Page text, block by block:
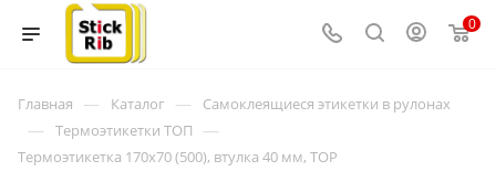
0
Главная — Каталог — Самоклеящиеся этикетки в рулонах
— Термоэтикетки ТОП —
Термоэтикетка 170x70 (500), втулка 40 мм, TOP